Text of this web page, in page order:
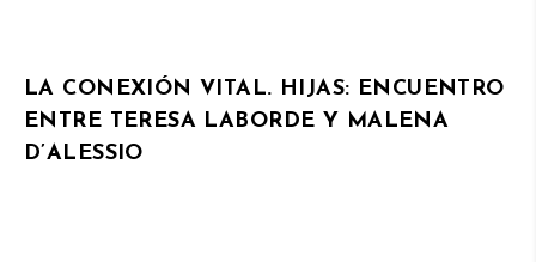
LA CONEXIÓN VITAL. HIJAS: ENCUENTRO
ENTRE TERESA LABORDE Y MALENA
D’ALESSIO